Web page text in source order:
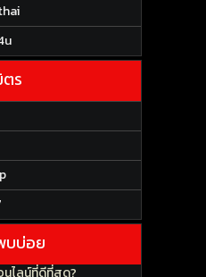
ร
บบ่อย
นไลน์ที่ดีที่สุด?